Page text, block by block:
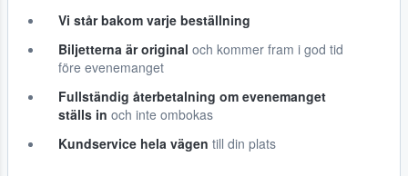
Vi står bakom varje beställning
Biljetterna är original och kommer fram i god tid
före evenemanget
Fullständig återbetalning om evenemanget
ställs in och inte ombokas
Kundservice hela vägen till din plats